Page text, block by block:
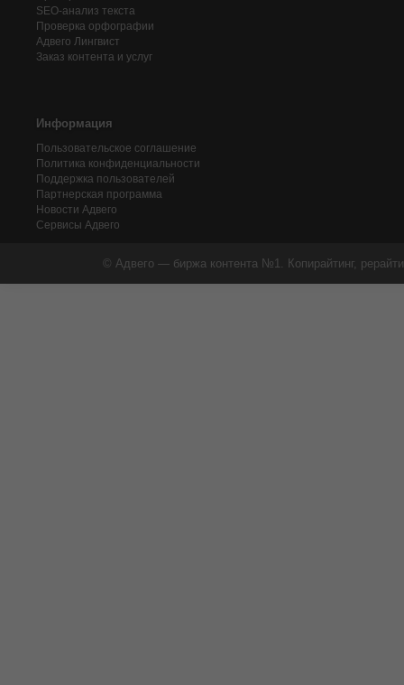
SEO-анализ текста
Проверка орфографии
Адвего Лингвист
Заказ контента и услуг
Информация
Пользовательское соглашение
Политика конфиденциальности
Поддержка пользователей
Партнерская программа
Новости Адвего
Сервисы Адвего
© Адвего — биржа контента №1. Копирайтинг,